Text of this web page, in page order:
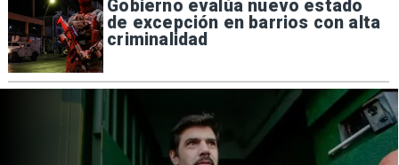
Gobierno evalúa nuevo estado
de excepción en barrios con alta
criminalidad